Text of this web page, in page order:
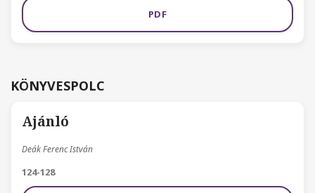
PDF
KÖNYVESPOLC
Ajánló
Deák Ferenc István
124-128